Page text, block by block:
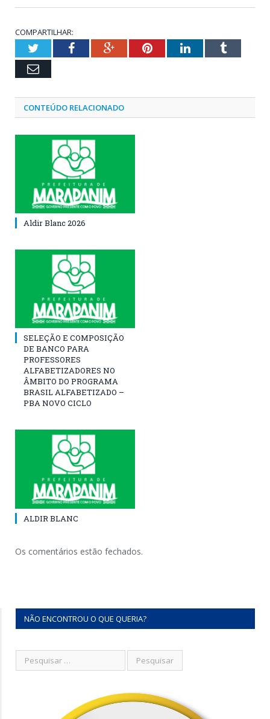
COMPARTILHAR:
TwitterFacebookGoogle+PinterestLinkedInTumblr
Email
CONTEÚDO RELACIONADO
Aldir Blanc 2026
SELEÇÃO E COMPOSIÇÃO
DE BANCO PARA
PROFESSORES
ALFABETIZADORES NO
ÂMBITO DO PROGRAMA
BRASIL ALFABETIZADO –
PBA NOVO CICLO
ALDIR BLANC
Os comentários estão fechados.
NÃO ENCONTROU O QUE QUERIA?